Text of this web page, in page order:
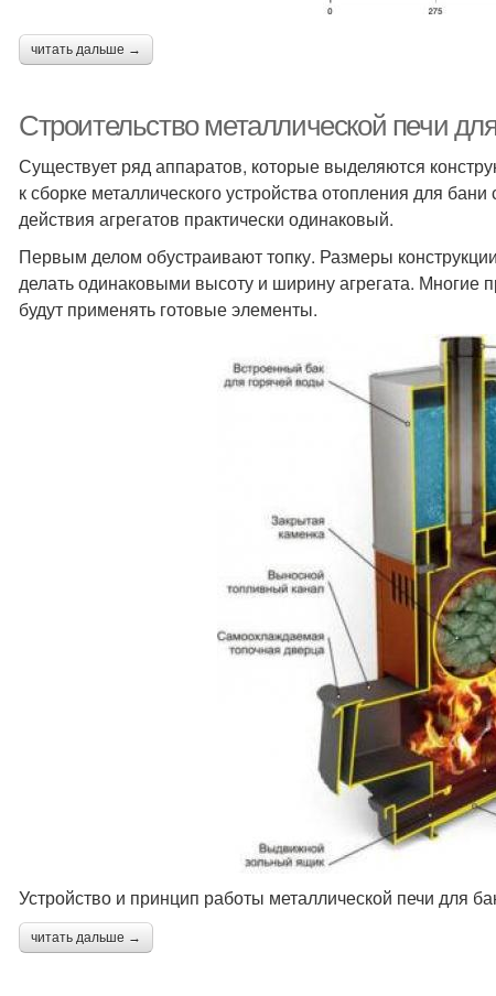
читать дальше →
Строительство металлической печи
Существует ряд аппаратов, которые выделяются
к сборке металлического устройства отопления для
действия агрегатов практически одинаковый.
Первым делом обустраивают топку. Размеры
делать одинаковыми высоту и ширину агрегата. Многие
будут применять готовые элементы.
Устройство и принцип работы металлической печи для
читать дальше →